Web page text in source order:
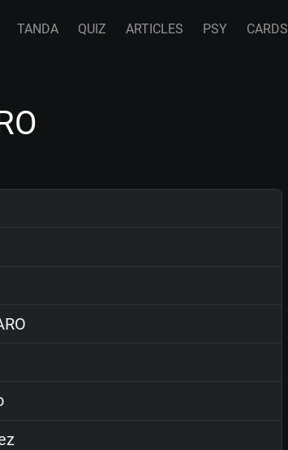
TANDA QUIZ ARTICLES PSY CARDS